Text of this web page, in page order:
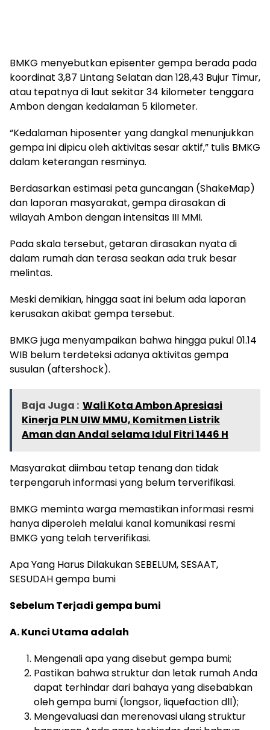
BMKG menyebutkan episenter gempa berada pada
koordinat 3,87 Lintang Selatan dan 128,43 Bujur Timur,
atau tepatnya di laut sekitar 34 kilometer tenggara
Ambon dengan kedalaman 5 kilometer.
“Kedalaman hiposenter yang dangkal menunjukkan
gempa ini dipicu oleh aktivitas sesar aktif,” tulis BMKG
dalam keterangan resminya.
Berdasarkan estimasi peta guncangan (ShakeMap)
dan laporan masyarakat, gempa dirasakan di
wilayah Ambon dengan intensitas III MMI.
Pada skala tersebut, getaran dirasakan nyata di
dalam rumah dan terasa seakan ada truk besar
melintas.
Meski demikian, hingga saat ini belum ada laporan
kerusakan akibat gempa tersebut.
BMKG juga menyampaikan bahwa hingga pukul 01.14
WIB belum terdeteksi adanya aktivitas gempa
susulan (aftershock).
Baja Juga : Wali Kota Ambon Apresiasi
Kinerja PLN UIW MMU, Komitmen Listrik
Aman dan Andal selama Idul Fitri 1446 H
Masyarakat diimbau tetap tenang dan tidak
terpengaruh informasi yang belum terverifikasi.
BMKG meminta warga memastikan informasi resmi
hanya diperoleh melalui kanal komunikasi resmi
BMKG yang telah terverifikasi.
Apa Yang Harus Dilakukan SEBELUM, SESAAT,
SESUDAH gempa bumi
Sebelum Terjadi gempa bumi
A. Kunci Utama adalah
Mengenali apa yang disebut gempa bumi;
Pastikan bahwa struktur dan letak rumah Anda
dapat terhindar dari bahaya yang disebabkan
oleh gempa bumi (longsor, liquefaction dll);
Mengevaluasi dan merenovasi ulang struktur